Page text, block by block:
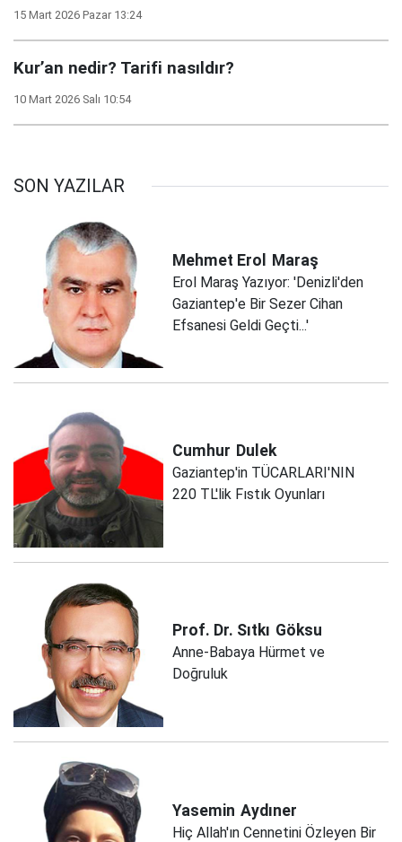
15 Mart 2026 Pazar 13:24
Kur’an nedir? Tarifi nasıldır?
10 Mart 2026 Salı 10:54
SON YAZILAR
Mehmet Erol Maraş
Erol Maraş Yazıyor: 'Denizli'den
Gaziantep'e Bir Sezer Cihan
Efsanesi Geldi Geçti...'
Cumhur Dulek
Gaziantep'in TÜCARLARI'NIN
220 TL'lik Fıstık Oyunları
Prof. Dr. Sıtkı Göksu
Anne-Babaya Hürmet ve
Doğruluk
Yasemin Aydıner
Hiç Allah'ın Cennetini Özleyen Bir